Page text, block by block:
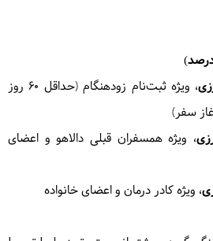
November 23, 2025
با قایق‌های سنتی در پارک ملی چیتوان
در طبیعت اطراف می‌زنیم. عصر نیز
در پارک چیتوان خواهیم داشت و برای
وحش چیتوان می‌رویم. به تماشای غروب
و اقامت‌مان در لوژ جنگلی چیتوان
، ویژه ثبت‌نام زودهنگام (حداقل ۶۰ روز
سفر)
، ویژه همسفران قبلی دالاهو و اعضای
، ویژه کادر درمان و اعضای خانواده